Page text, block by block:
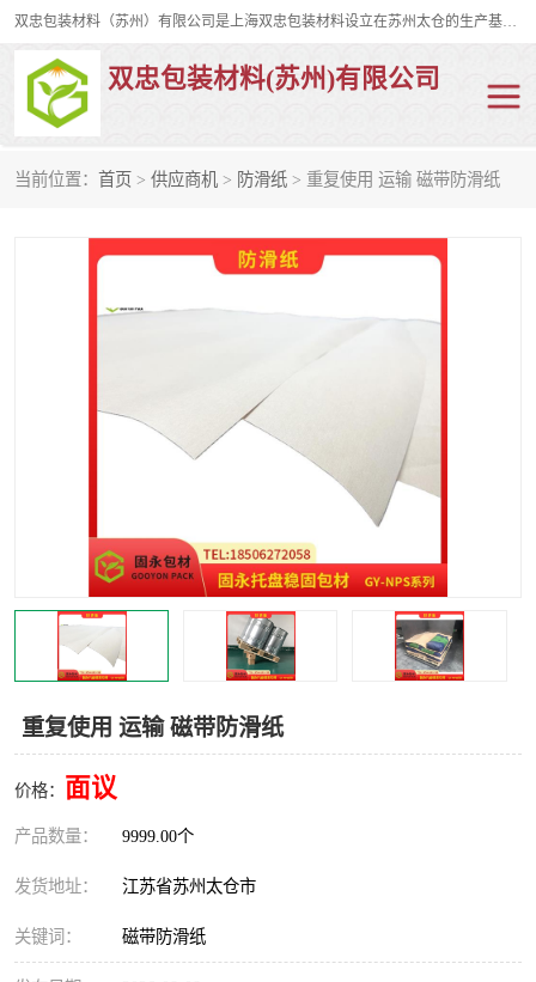
双忠包装材料（苏州）有限公司是上海双忠包装材料设立在苏州太仓的生产基地，占地约2万平米，产品主要有打孔缠绕膜，拉伸蜂窝纸，集装箱充气袋，滑托板，打包带，裹包网兜，防滑纸等箱体和托盘的运输和保护性包材。固永包材®，GooYon Pack®，是我们保护性包装材料的专属品牌。
双忠包装材料(苏州)有限公司
当前位置： 首页 > 供应商机 > 防滑纸 > 重复使用 运输 磁带防滑纸
重复使用 运输 磁带防滑纸
价格： 面议
产品数量： 9999.00个
发货地址： 江苏省苏州太仓市
关键词： 磁带防滑纸
裹包网兜 纤维打包带
充气袋
托盘裹包网兜